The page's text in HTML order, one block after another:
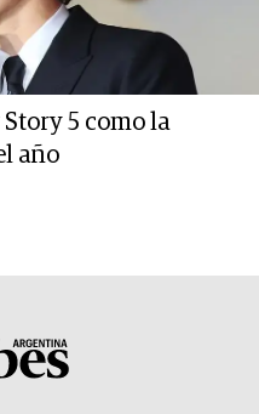
5 como la
año